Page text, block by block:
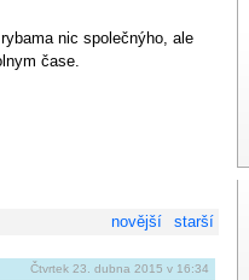
nic společnýho, ale
čase.
novější starší
Čtvrtek 23. dubna 2015 v 16:34